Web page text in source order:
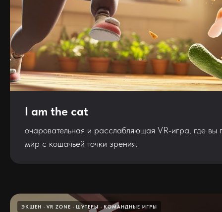
I am the cat
очаровательная и расслабляющая VR‑игра, где вы
мир с кошачьей точки зрения.
ЭКШЕН VR ZONE ШУТЕРЫ КОМАНДНЫЕ ИГРЫ